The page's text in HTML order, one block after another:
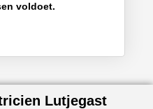
voldoet.
Lutjegast